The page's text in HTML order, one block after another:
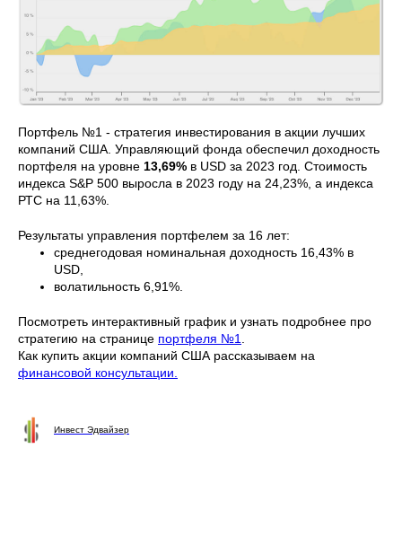
Портфель №1 - стратегия инвестирования в акции лучших
компаний США. Управляющий фонда обеспечил доходность
портфеля на уровне 13,69% в USD за 2023 год. Стоимость
индекса S&P 500 выросла в 2023 году на 24,23%, а индекса
РТС на 11,63%.
Результаты управления портфелем за 16 лет:
среднегодовая номинальная доходность 16,43% в
USD,
волатильность 6,91%.
Посмотреть интерактивный график и узнать подробнее про
стратегию на странице портфеля №1
Как купить акции компаний США рассказываем на
финансовой консультации.
Инвест Эдвайзер